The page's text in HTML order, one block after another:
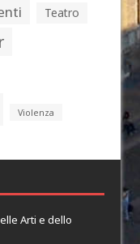
Teatro
Violenza
Arti e dello